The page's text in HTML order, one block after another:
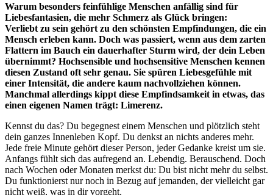
Warum besonders feinfühlige Menschen anfällig sind für
Liebesfantasien, die mehr Schmerz als Glück bringen:
Verliebt zu sein gehört zu den schönsten Empfindungen, die ein
Mensch erleben kann. Doch was passiert, wenn aus dem zarten
Flattern im Bauch ein dauerhafter Sturm wird, der dein Leben
übernimmt? Hochsensible und hochsensitive Menschen kennen
diesen Zustand oft sehr genau. Sie spüren Liebesgefühle mit
einer Intensität, die andere kaum nachvollziehen können.
Manchmal allerdings kippt diese Empfindsamkeit in etwas, das
einen eigenen Namen trägt: Limerenz.
Kennst du das? Du begegnest einem Menschen und plötzlich steht
dein ganzes Innenleben Kopf. Du denkst an nichts anderes mehr.
Jede freie Minute gehört dieser Person, jeder Gedanke kreist um sie.
Anfangs fühlt sich das aufregend an. Lebendig. Berauschend. Doch
nach Wochen oder Monaten merkst du: Du bist nicht mehr du selbst.
Du funktionierst nur noch in Bezug auf jemanden, der vielleicht gar
nicht weiß, was in dir vorgeht.